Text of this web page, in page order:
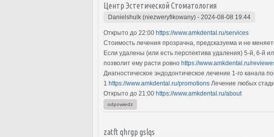
Центр Эстетической Стоматология
Danielshulk (niezweryfikowany) - 2024-08-08 19:44
Открыто до 22:00 https://www.amkdental.ru/services
Стоимость лечения прозрачна, предсказуема и не
Если удалены (или есть перспектива удаления) 5-й, 6-й
позволит ему расти ровно https://www.amkdental.ru/
Диагностическое эндодонтическое лечение 1-го канала
1 https://www.amkdental.ru/promotions Лечение любых
Открыто до 21:00 https://www.amkdental.ru/about
odpowiedz
zatft qhrgp gslqs